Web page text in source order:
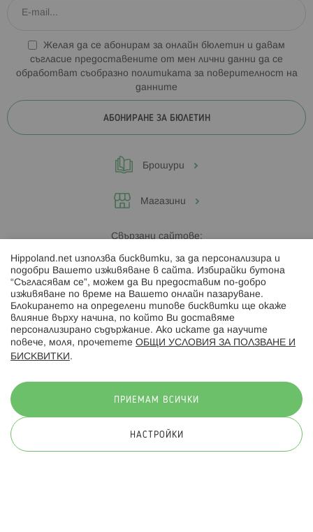
Желая да се абонирам за онлайн бюлетин и давам
съгласие предоставените от мен лични данни да се
обработват съобразно политиката за поверителност на
данните
АБОНИРАНЕ ЗА БЮЛЕТИН
Брошури
Магазини
Свързани сайтове:
Hippoland.ro
Последвайте ни:
© 2026 Hippoland.net. Всички права запазени
Hippoland.net използва бисквитки, за да персонализира и
подобри Вашето изживяване в сайта. Избирайки бутона
“Съгласявам се”, можем да Ви предоставим по-добро
изживяване по време на Вашето онлайн пазаруване.
Блокирането на определени типове бисквитки ще окаже
влияние върху начина, по който Ви доставяме
персонализирано съдържание. Ако искате да научите
повече, моля, прочетете ОБЩИ УСЛОВИЯ ЗА ПОЛЗВАНЕ И
БИСКВИТКИ .
ПРИЕМАМ ВСИЧКИ
НАСТРОЙКИ